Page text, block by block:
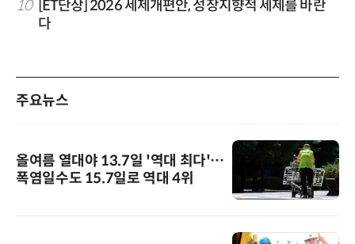
10 [ET단상] 2026 세제개편안, 성장지향적 세제를 바란
다
주요뉴스
올여름 열대야 13.7일 '역대 최다'…
폭염일수도 15.7일로 역대 4위